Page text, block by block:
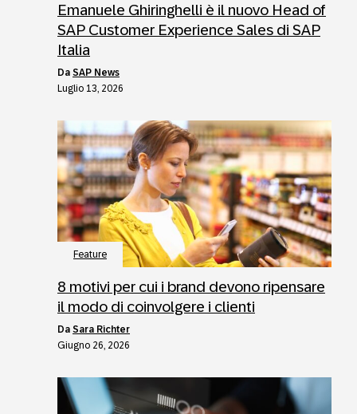
Emanuele Ghiringhelli è il nuovo Head of
SAP Customer Experience Sales di SAP
Italia
da SAP News
Luglio 13, 2026
Feature
8 motivi per cui i brand devono ripensare
il modo di coinvolgere i clienti
da Sara Richter
Giugno 26, 2026